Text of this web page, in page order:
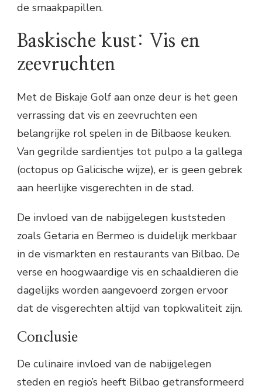
de smaakpapillen.
Baskische kust: Vis en
zeevruchten
Met de Biskaje Golf aan onze deur is het geen
verrassing dat vis en zeevruchten een
belangrijke rol spelen in de Bilbaose keuken.
Van gegrilde sardientjes tot pulpo a la gallega
(octopus op Galicische wijze), er is geen gebrek
aan heerlijke visgerechten in de stad.
De invloed van de nabijgelegen kuststeden
zoals Getaria en Bermeo is duidelijk merkbaar
in de vismarkten en restaurants van Bilbao. De
verse en hoogwaardige vis en schaaldieren die
dagelijks worden aangevoerd zorgen ervoor
dat de visgerechten altijd van topkwaliteit zijn.
Conclusie
De culinaire invloed van de nabijgelegen
steden en regio’s heeft Bilbao getransformeerd